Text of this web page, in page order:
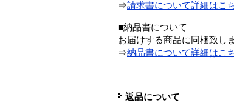
⇒請求書について詳細はこ
■納品書について
お届けする商品に同梱致し
⇒納品書について詳細はこ
返品について